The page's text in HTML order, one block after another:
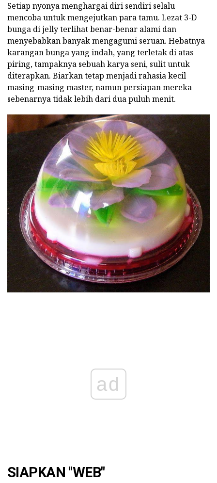
Setiap nyonya menghargai diri sendiri selalu
mencoba untuk mengejutkan para tamu. Lezat 3-D
bunga di jelly terlihat benar-benar alami dan
menyebabkan banyak mengagumi seruan. Hebatnya
karangan bunga yang indah, yang terletak di atas
piring, tampaknya sebuah karya seni, sulit untuk
diterapkan. Biarkan tetap menjadi rahasia kecil
masing-masing master, namun persiapan mereka
sebenarnya tidak lebih dari dua puluh menit.
ad
SIAPKAN "WEB"